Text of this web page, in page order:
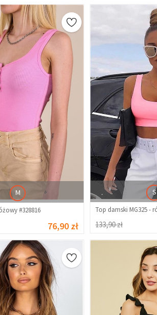
M
#328816
76,90 zł
S
Top damski MG325 -
133,90 zł